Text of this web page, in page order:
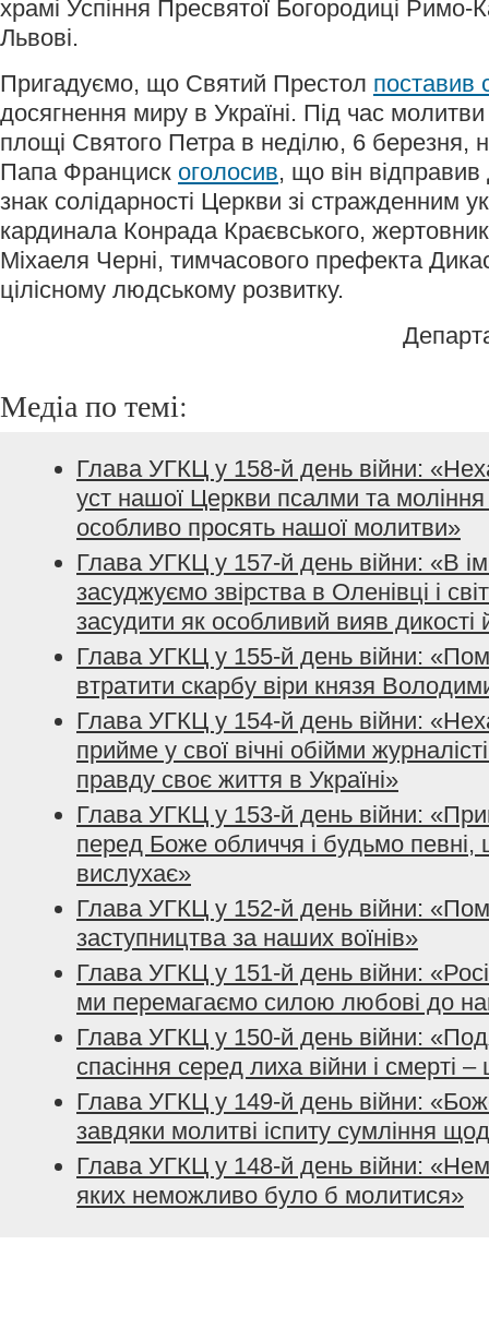
храмі Успіння Пресвятої Богородиці Римо-
Львові.
Пригадуємо, що Святий Престол поставив
досягнення миру в Україні. Під час
площі Святого Петра в неділю, 6 березня,
Папа Франциск оголосив, що він
знак солідарності Церкви зі стражденним
кардинала Конрада Краєвського,
Міхаеля Черні, тимчасового префекта
цілісному людському розвитку.
Медіа по темі:
Глава УГКЦ у 158-й день війни:
уст нашої Церкви псалми та моління
особливо просять нашої молитви»
Глава УГКЦ у 157-й день війни: «В
засуджуємо звірства в Оленівці і
засудити як особливий вияв дикості
Глава УГКЦ у 155-й день війни:
втратити скарбу віри князя
Глава УГКЦ у 154-й день війни:
прийме у свої вічні обійми
правду своє життя в Україні»
Глава УГКЦ у 153-й день війни:
перед Боже обличчя і будьмо певні,
вислухає»
Глава УГКЦ у 152-й день війни:
заступництва за наших воїнів»
Глава УГКЦ у 151-й день війни:
ми перемагаємо силою любові до
Глава УГКЦ у 150-й день війни:
спасіння серед лиха війни і смерті
Глава УГКЦ у 149-й день війни:
завдяки молитві іспиту сумління
Глава УГКЦ у 148-й день війни:
яких неможливо було б молитися»